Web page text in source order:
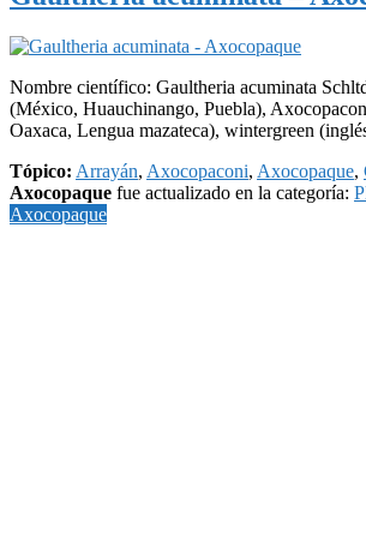
Nombre científico: Gaultheria acuminata
(México, Huauchinango, Puebla),
Oaxaca, Lengua mazateca), wintergreen
Tópico: Arrayán, Axocopaconi, Axocopaque,
Axocopaque fue actualizado en la categoría:
Axocopaque